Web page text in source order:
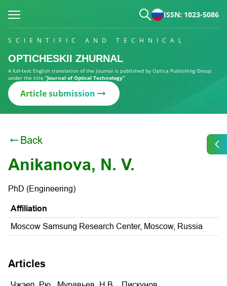
ISSN: 1023-5086
SCIENTIFIC AND TECHNICAL
OPTICHESKII ZHURNAL
A full-text English translation of the journal is published by Optica Publishing Group
under the title “Journal of Optical Technology”
Article submission
Back
Anikanova, N. V.
PhD (Engineering)
Affiliation
Moscow Samsung Research Center, Moscow, Russia
Articles